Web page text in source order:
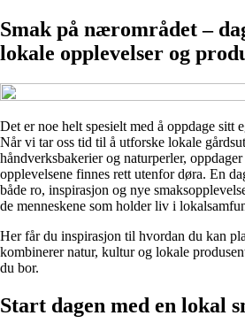
Smak på nærområdet –
lokale opplevelser og
Det er noe helt spesielt med å oppdage sitt
Når vi tar oss tid til å utforske lokale
håndverksbakerier og naturperler,
opplevelsene finnes rett utenfor døra. En
både ro, inspirasjon og nye
de menneskene som holder liv i
Her får du inspirasjon til hvordan du kan
kombinerer natur, kultur og lokale
du bor.
Start dagen med en lokal